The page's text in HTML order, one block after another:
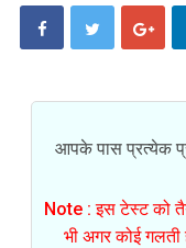
आपके पास प्रत्येक
Note : इस टेस्ट को
भी अगर कोई